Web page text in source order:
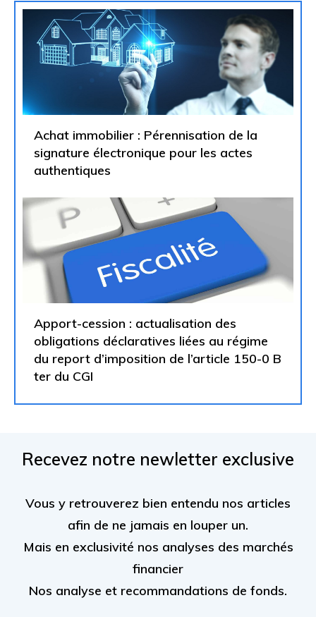
Achat immobilier : Pérennisation de la
signature électronique pour les actes
authentiques
Apport-cession : actualisation des
obligations déclaratives liées au régime
du report d’imposition de l’article 150-0 B
ter du CGI
Recevez notre newletter exclusive
Vous y retrouverez bien entendu nos articles
afin de ne jamais en louper un.
Mais en exclusivité nos analyses des marchés
financier
Nos analyse et recommandations de fonds.